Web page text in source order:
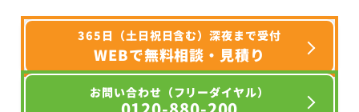
365日（土日祝日含む）深夜まで受付
WEBで無料相談・見積り
お問い合わせ（フリーダイヤル）